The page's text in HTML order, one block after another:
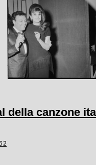
della canzone